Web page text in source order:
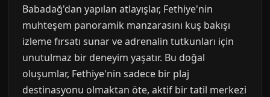
Babadağ'dan yapılan atlayışlar, Fethiye'nin
muhteşem panoramik manzarasını kuş bakışı
izleme fırsatı sunar ve adrenalin tutkunları için
unutulmaz bir deneyim yaşatır. Bu doğal
oluşumlar, Fethiye'nin sadece bir plaj
destinasyonu olmaktan öte, aktif bir tatil merkezi